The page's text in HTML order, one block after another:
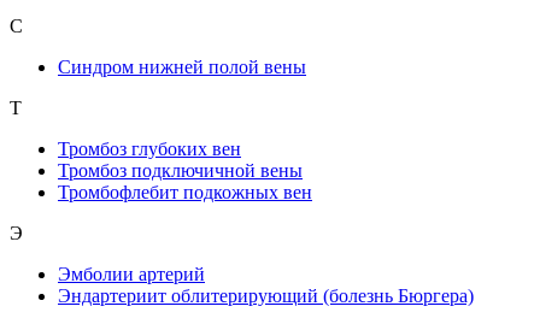
С
Синдром нижней полой вены
Т
Тромбоз глубоких вен
Тромбоз подключичной вены
Тромбофлебит подкожных вен
Э
Эмболии артерий
Эндартериит облитерирующий (болезнь Бюргера)